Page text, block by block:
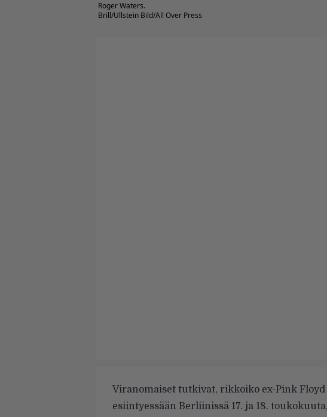
Roger Waters.
Brill/Ullstein Bild/All Over Press
Viranomaiset tutkivat, rikkoiko ex-Pink
esiintyessään Berliinissä 17. ja 18.